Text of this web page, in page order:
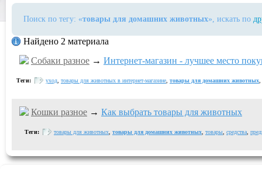
Поиск по тегу: «товары для домашних животных», искать по
Найдено 2 материала
Собаки разное → Интернет-магазин - лучшее место
Теги: уход товары для животных в интернет-магазине товары для домашних животных
Кошки разное → Как выбрать товары для животных
Теги: товары для животных товары для домашних животных товары средства